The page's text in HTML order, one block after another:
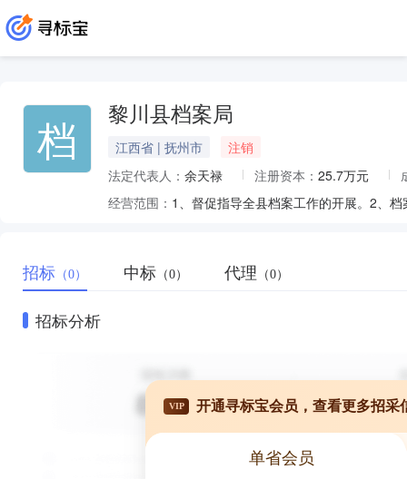
档 黎川县档案局
江西省 | 抚州市
注销
法定代表人： 余天禄 注册资本： 25.7万元
经营范围：
招标 （0） 中标 （0） 代理 （0）
招标分析
VIP 开通寻标宝会员，查看更多招采
单省会员